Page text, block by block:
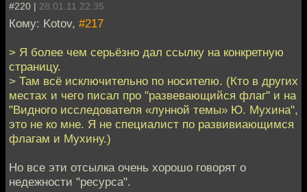
#220 | 28.01.11 22:35
Кому: Kotov, #217
> Я более чем серьёзно дал ссылку на конкретную
страницу.
> Там всё исключительно по носителю. (Кто в других
местах и чего писал про "развевающийся флаг" и на
"Видного исследователя «лунной темы» Ю. Мухина",
это не ко мне. Я не специалист по развивиающимся
флагам и Мухину.)
Но все эти отсылка очень хорошо говорят о
недежности "ресурса".